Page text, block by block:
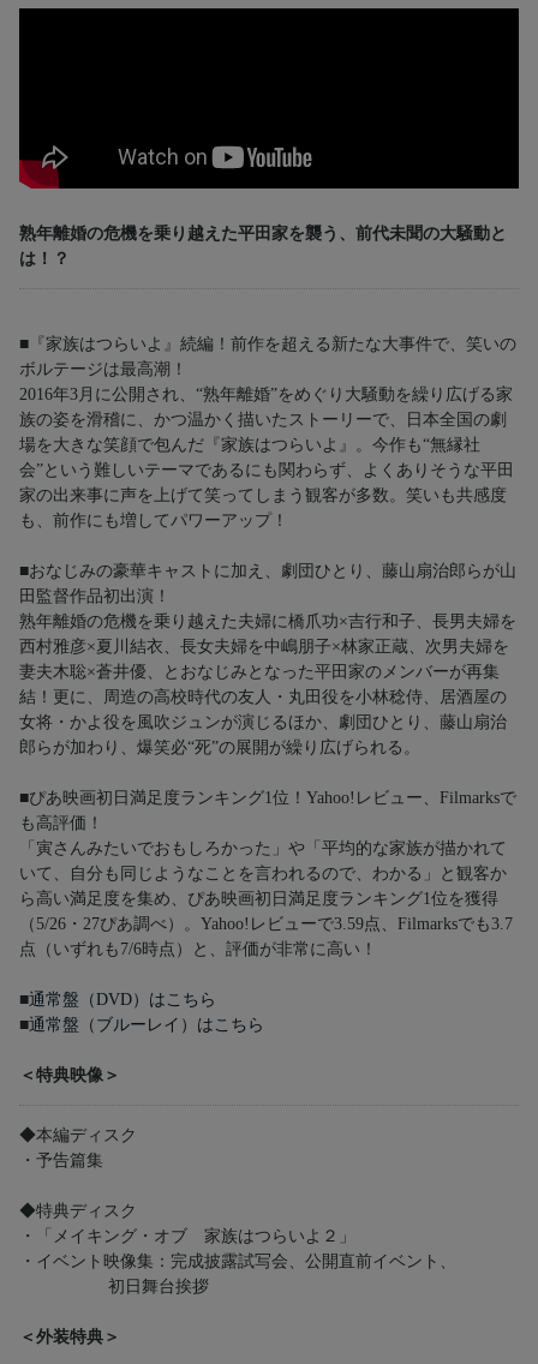
熟年離婚の危機を乗り越えた平田家を襲う、前代未聞の大騒動と
は！？
■『家族はつらいよ』続編！前作を超える新たな大事件で、笑いの
ボルテージは最高潮！
2016年3月に公開され、“熟年離婚”をめぐり大騒動を繰り広げる家
族の姿を滑稽に、かつ温かく描いたストーリーで、日本全国の劇
場を大きな笑顔で包んだ『家族はつらいよ』。今作も“無縁社
会”という難しいテーマであるにも関わらず、よくありそうな平田
家の出来事に声を上げて笑ってしまう観客が多数。笑いも共感度
も、前作にも増してパワーアップ！
■おなじみの豪華キャストに加え、劇団ひとり、藤山扇治郎らが山
田監督作品初出演！
熟年離婚の危機を乗り越えた夫婦に橋爪功×吉行和子、長男夫婦を
西村雅彦×夏川結衣、長女夫婦を中嶋朋子×林家正蔵、次男夫婦を
妻夫木聡×蒼井優、とおなじみとなった平田家のメンバーが再集
結！更に、周造の高校時代の友人・丸田役を小林稔侍、居酒屋の
女将・かよ役を風吹ジュンが演じるほか、劇団ひとり、藤山扇治
郎らが加わり、爆笑必“死”の展開が繰り広げられる。
■ぴあ映画初日満足度ランキング1位！Yahoo!レビュー、Filmarksで
も高評価！
「寅さんみたいでおもしろかった」や「平均的な家族が描かれて
いて、自分も同じようなことを言われるので、わかる」と観客か
ら高い満足度を集め、ぴあ映画初日満足度ランキング1位を獲得
（5/26・27ぴあ調べ）。Yahoo!レビューで3.59点、Filmarksでも3.7
点（いずれも7/6時点）と、評価が非常に高い！
■通常盤（DVD）はこちら
■通常盤（ブルーレイ）はこちら
＜特典映像＞
◆本編ディスク
・予告篇集
◆特典ディスク
・「メイキング・オブ 家族はつらいよ２」
・イベント映像集：完成披露試写会、公開直前イベント、
初日舞台挨拶
＜外装特典＞